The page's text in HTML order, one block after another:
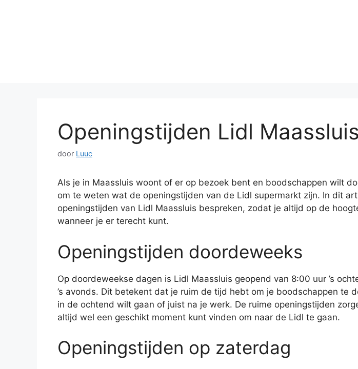
Openingstijden Lidl Maassluis
door Luuc
Als je in Maassluis woont of er op bezoek bent en boodschappen wilt
om te weten wat de openingstijden van de Lidl supermarkt zijn. In dit
openingstijden van Lidl Maassluis bespreken, zodat je altijd op de
wanneer je er terecht kunt.
Openingstijden doordeweeks
Op doordeweekse dagen is Lidl Maassluis geopend van 8:00 uur ’s
’s avonds. Dit betekent dat je ruim de tijd hebt om je boodschappen te
in de ochtend wilt gaan of juist na je werk. De ruime openingstijden
altijd wel een geschikt moment kunt vinden om naar de Lidl te gaan.
Openingstijden op zaterdag